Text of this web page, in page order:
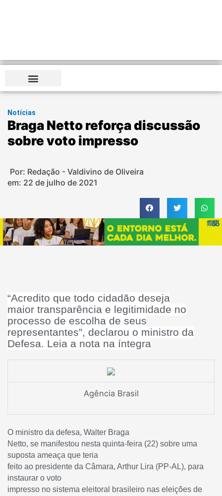
Notícias
Braga Netto reforça discussão
sobre voto impresso
Por: Redação - Valdivino de Oliveira
em: 22 de julho de 2021
“Acredito que todo cidadão deseja
maior transparência e legitimidade no
processo de escolha de seus
representantes”, declarou o ministro da
Defesa. Leia a nota na íntegra
Agência Brasil
O ministro da defesa, Walter Braga
Netto, se manifestou nesta quinta-feira (22) sobre uma
suposta ameaça que teria
feito ao presidente da Câmara, Arthur Lira (PP-AL), para
instaurar o voto
impresso no sistema eleitoral brasileiro nas eleições de